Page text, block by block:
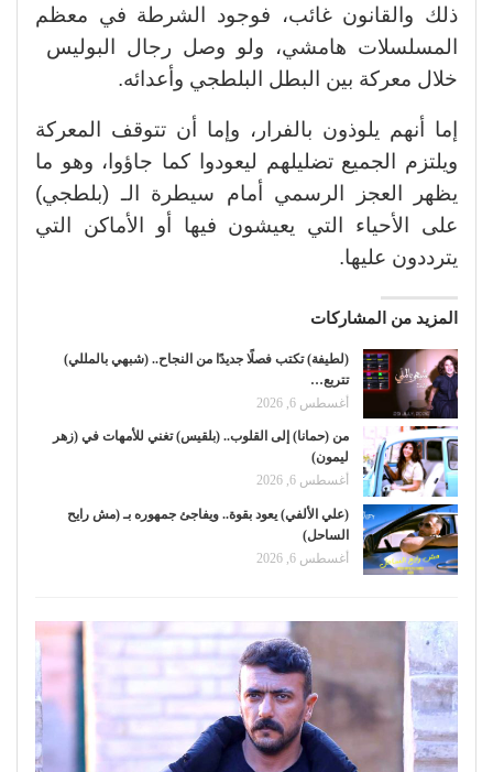
ذلك والقانون غائب، فوجود الشرطة في معظم
المسلسلات هامشي، ولو وصل رجال البوليس
خلال معركة بين البطل البلطجي وأعدائه.
إما أنهم يلوذون بالفرار، وإما أن تتوقف المعركة
ويلتزم الجميع تضليلهم ليعودوا كما جاؤوا، وهو ما
يظهر العجز الرسمي أمام سيطرة الـ (بلطجي)
على الأحياء التي يعيشون فيها أو الأماكن التي
يترددون عليها.
المزيد من المشاركات
(لطيفة) تكتب فصلًا جديدًا من النجاح.. (شبهي بالمللي)
تتربع…
أغسطس 6, 2026
من (حمانا) إلى القلوب.. (بلقيس) تغني للأمهات في (زهر
ليمون)
أغسطس 6, 2026
(علي الألفي) يعود بقوة.. ويفاجئ جمهوره بـ (مش رايح
الساحل)
أغسطس 6, 2026